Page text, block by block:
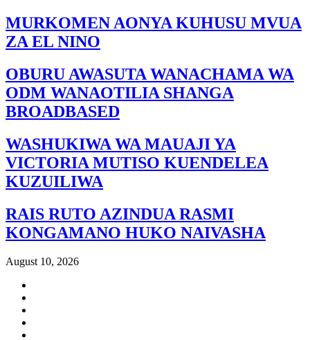
MURKOMEN AONYA KUHUSU MVUA
ZA EL NINO
OBURU AWASUTA WANACHAMA WA
ODM WANAOTILIA SHANGA
BROADBASED
WASHUKIWA WA MAUAJI YA
VICTORIA MUTISO KUENDELEA
KUZUILIWA
RAIS RUTO AZINDUA RASMI
KONGAMANO HUKO NAIVASHA
August 10, 2026